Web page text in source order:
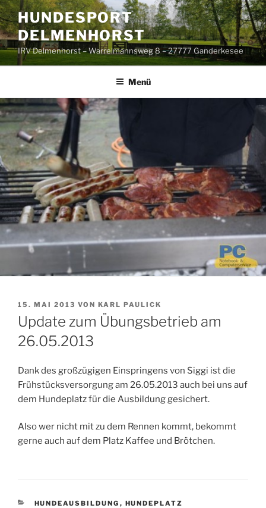
Zum
Inhalt
springen
HUNDESPORT
DELMENHORST
IRV Delmenhorst – Warrelmannsweg 8 – 27777 Ganderkesee
Menü
VERÖFFENTLICHT
AM
15. MAI 2013 VON KARL PAULICK
Update zum Übungsbetrieb am
26.05.2013
Dank des großzügigen Einspringens von Siggi ist die
Frühstücksversorgung am 26.05.2013 auch bei uns auf
dem Hundeplatz für die Ausbildung gesichert.
Also wer nicht mit zu dem Rennen kommt, bekommt
gerne auch auf dem Platz Kaffee und Brötchen.
KATEGORIEN
HUNDEAUSBILDUNG , HUNDEPLATZ